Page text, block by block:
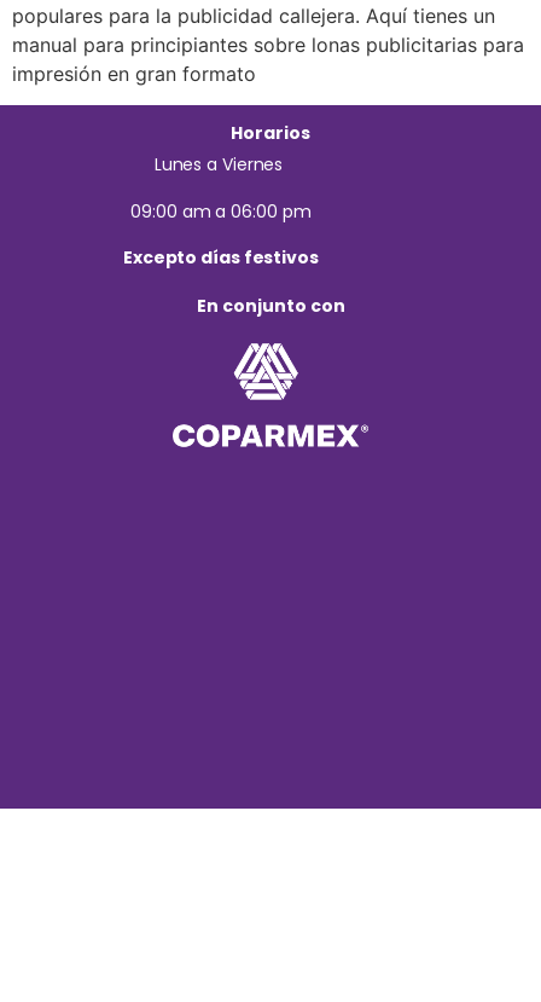
populares para la publicidad callejera. Aquí tienes un
manual para principiantes sobre lonas publicitarias para
impresión en gran formato
Horarios
Lunes a Viernes
09:00 am a 06:00 pm
Excepto días festivos
En conjunto con